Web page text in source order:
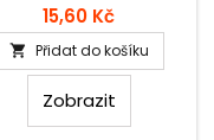
Cena
15,60 Kč
 Přidat do košíku
Zobrazit